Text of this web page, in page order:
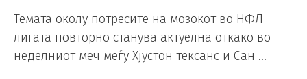
Темата околу потресите на мозокот во НФЛ
лигата повторно станува актуелна откако во
неделниот меч меѓу Хјустон тексанс и Сан …